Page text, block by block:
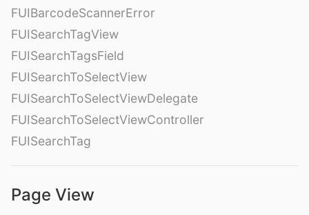
FUIBarcodeScannerError
FUISearchTagView
FUISearchTagsField
FUISearchToSelectView
FUISearchToSelectViewDelegate
FUISearchToSelectViewController
FUISearchTag
Page View